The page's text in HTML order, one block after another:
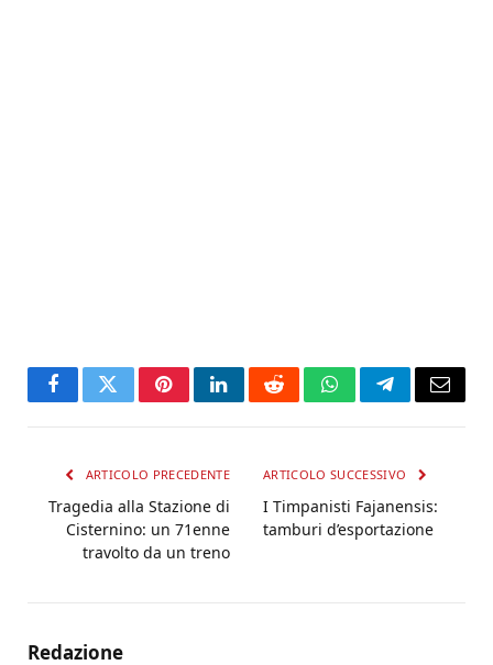
FacebookTwitterPinterestLinkedInRedditWhatsAppTelegramEmail
ARTICOLO PRECEDENTE
Tragedia alla Stazione di
Cisternino: un 71enne
travolto da un treno
ARTICOLO SUCCESSIVO
I Timpanisti Fajanensis:
tamburi d’esportazione
Redazione